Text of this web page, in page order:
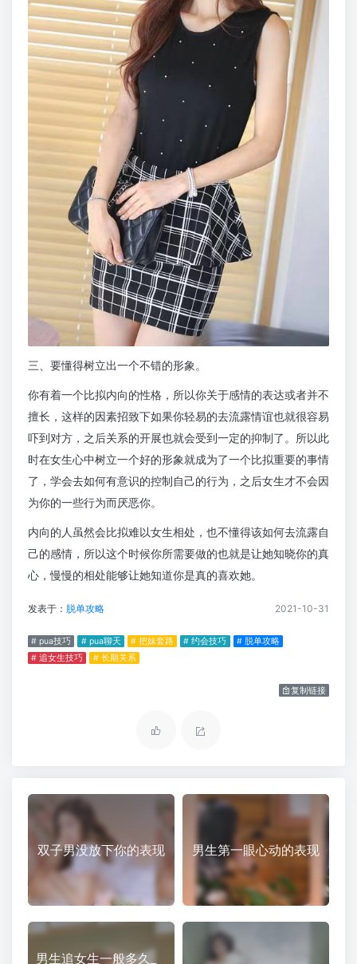
三、要懂得树立出一个不错的形象。
你有着一个比拟内向的性格，所以你关于感情的表达或者并不
擅长，这样的因素招致下如果你轻易的去流露情谊也就很容易
吓到对方，之后关系的开展也就会受到一定的抑制了。所以此
时在女生心中树立一个好的形象就成为了一个比拟重要的事情
了，学会去如何有意识的控制自己的行为，之后女生才不会因
为你的一些行为而厌恶你。
内向的人虽然会比拟难以女生相处，也不懂得该如何去流露自
己的感情，所以这个时候你所需要做的也就是让她知晓你的真
心，慢慢的相处能够让她知道你是真的喜欢她。
发表于： 脱单攻略 2021-10-31
# pua技巧 # pua聊天 # 把妹套路 # 约会技巧
# 脱单攻略
# 追女生技巧
# 长期关系
复制链接
双子男没放下你的表现 男生第一眼心动的表现
男生追女生一般多久_